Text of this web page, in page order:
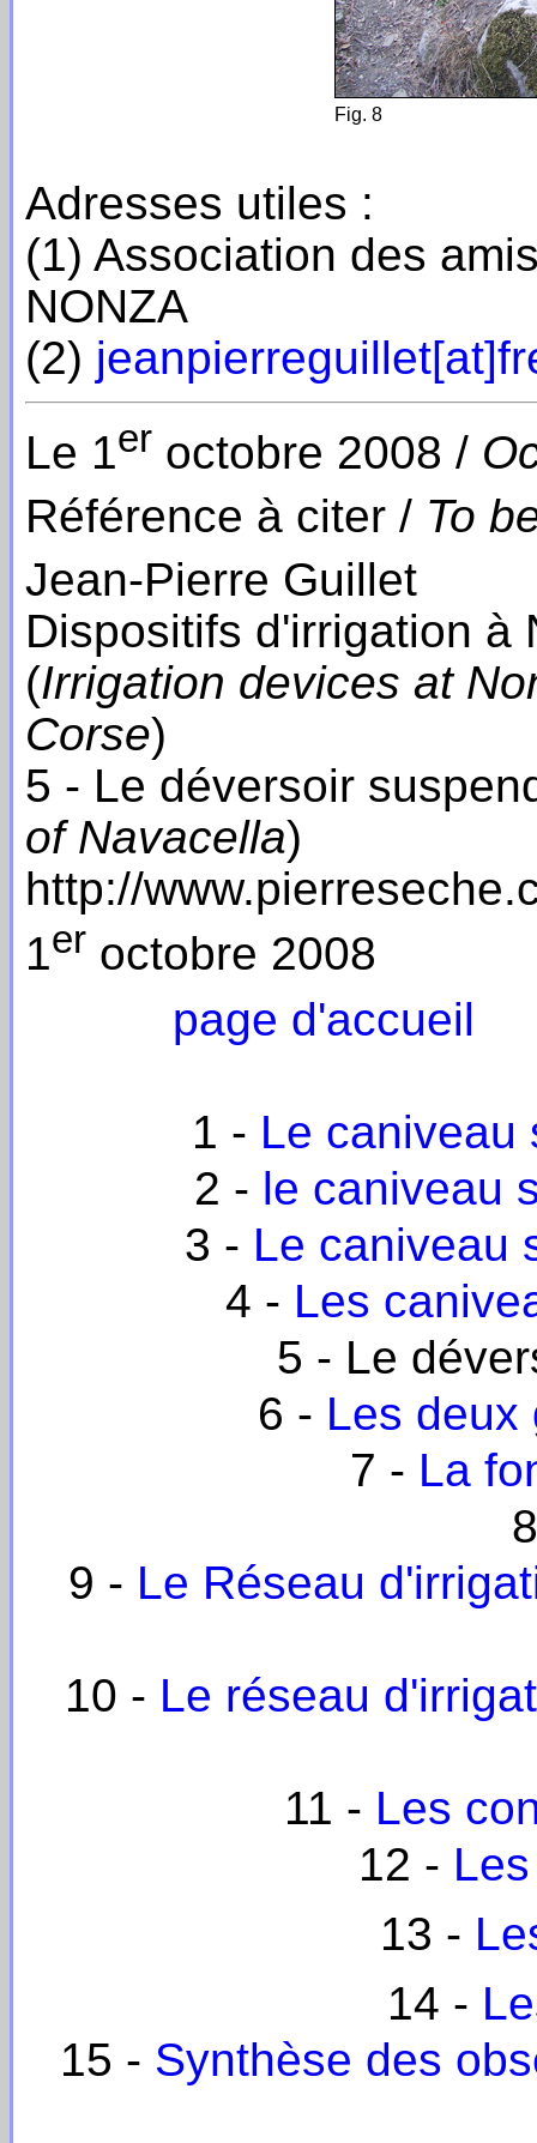
Fig. 8
Adresses utiles :
(1) Association des
NONZA
(2)
Le 1er octobre 2008 /
Référence à citer / To
Jean-Pierre Guillet
Dispositifs d'irrigation à
(Irrigation devices at
Corse)
5 - Le déversoir
of Navacella)
http://
1er octobre 2008
page d'accueil
1 - Le caniveau
2 - le caniveau
3 - Le caniveau
4 - Les
5 - Le
6 - Les deux
7 - La
9 - Le Réseau
10 - Le réseau
11 - Les
12 -
13 -
14 -
15 - Synthèse des